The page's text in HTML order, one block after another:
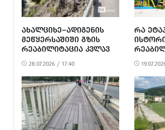
ᲐᲮᲐᲚᲪᲘᲮᲔ–ᲐᲓᲘᲒᲔᲜᲘᲡ
ᲛᲔᲬᲧᲔᲠᲡᲐᲨᲘᲨᲘ ᲒᲖᲘᲡ
ᲠᲔᲐᲑᲘᲚᲘᲢᲐᲪᲘᲐ ᲙᲕᲚᲐᲕ
ᲐᲠ ᲓᲐᲬᲧᲔᲑᲣᲚᲐ
28.07.2026 / 17:40
ᲠᲐ